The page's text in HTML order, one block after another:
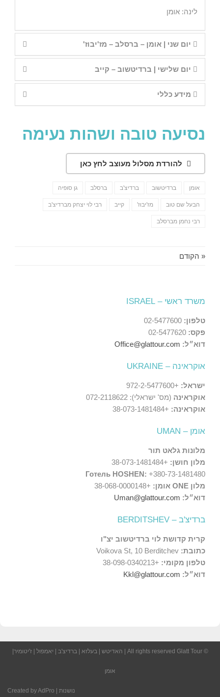
לינה: אומן
יום שני | אומן – ברסלב – מז'יבוז'
יום שלישי | ברדיטשוב – קייב
מידע כללי
נסיעה טובה ושהות נעימה
להורדת מסלול מעוצב לחץ כאן
אומן ברדיטשוב ברדיצ'ב ברסלב גן סופיה
הבעל שם טוב מז'יבוז' קייב רבי לוי יצחק מברדיצ'ב
רבי נחמן מברסלב
« הקודם
משרד ראשי – ISRAEL
טלפון:
פקס:
דוא״ל: Office@glattour.com
אוקראינה – UKRAINE
ישראל: +972-2-5477600
אוקראינה (מס' ישראלי): 072-2118622
אוקראינה: +38-073-1481484
אומן – UMAN
מלונות גלאט תור
מלון חושן: +38-073-1481484
Готель HOSHEN: +380-73-1481480
מלון ONE אומן:
+38-068-0000148
דוא״ל: Uman@glattour.com
ברדיצ'ב – BERDITSHEV
קרית קדושת לוי ברדיטשוב יצ"ו
כתובת:
טלפון מקומי: +38-098-0340213
דוא״ל: Kkl@glattour.com
© All rights reserved
Glatt Tour האדיטש |בעלזא |ברדיצ'ב יאמפול |ז'יטומיר
אומן
נושנות AdPro